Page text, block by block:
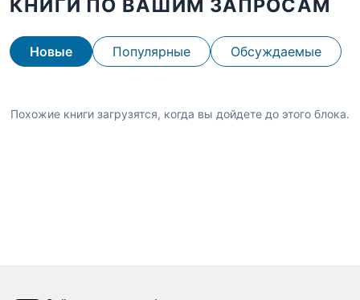
КНИГИ ПО ВАШИМ ЗАПРОСАМ
Новые Популярные Обсуждаемые
Похожие книги загрузятся, когда вы дойдете до этого блока.